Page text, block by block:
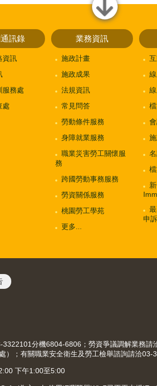
close
訊錄
資訊
服務處
處
業務資訊
施政計畫
施政成果
法規資訊
常見問答
勞動條件服務
身障就業服務
職業災害勞工關懷服
務
跨國勞動事務服務
勞資關係服務
桃園勞工學苑
更多...
申訴
分機6804-6806；勞資爭議調解業務
；有關職業安全衛生及勞工檢舉諮詢請洽03-
下午1:00至5:00